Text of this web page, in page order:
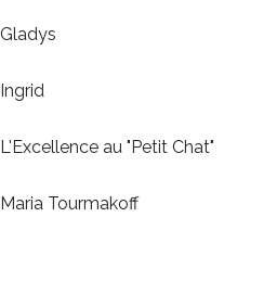
Gladys
Ingrid
L'Excellence au "Petit
Maria Tourmakoff